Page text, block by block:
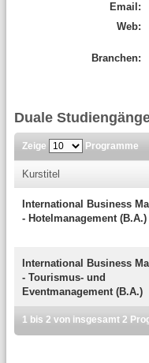
Email:
Web:
Branchen:
Duale
Zeige Programme
Kurstitel
International Business
- Hotelmanagement (B.A.)
International Business
- Tourismus- und
Eventmanagement (B.A.)
1 bis 2 von insgesamt 2